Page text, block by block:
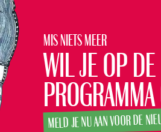
Mis niets meer
Wil je op
MELD JE NU AAN VOOR DE